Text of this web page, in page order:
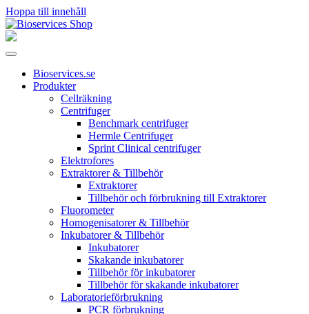
Hoppa till innehåll
Huvudnavigering
Bioservices.se
Produkter
Cellräkning
Centrifuger
Benchmark centrifuger
Hermle Centrifuger
Sprint Clinical centrifuger
Elektrofores
Extraktorer & Tillbehör
Extraktorer
Tillbehör och förbrukning till Extraktorer
Fluorometer
Homogenisatorer & Tillbehör
Inkubatorer & Tillbehör
Inkubatorer
Skakande inkubatorer
Tillbehör för inkubatorer
Tillbehör för skakande inkubatorer
Laboratorieförbrukning
PCR förbrukning